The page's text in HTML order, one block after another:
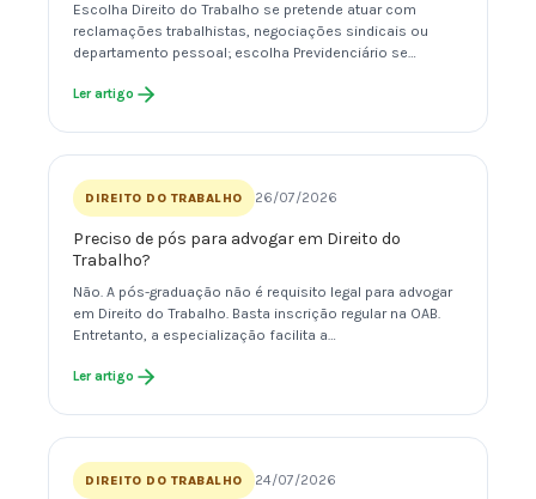
Escolha Direito do Trabalho se pretende atuar com
reclamações trabalhistas, negociações sindicais ou
departamento pessoal; escolha Previdenciário se…
Ler artigo
DIREITO DO TRABALHO 26/07/2026
Preciso de pós para advogar em Direito do
Trabalho?
Não. A pós-graduação não é requisito legal para advogar
em Direito do Trabalho. Basta inscrição regular na OAB.
Entretanto, a especialização facilita a…
Ler artigo
DIREITO DO TRABALHO 24/07/2026